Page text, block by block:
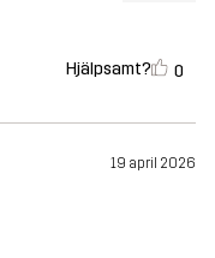
Hjälpsamt? 0
19 april 2026